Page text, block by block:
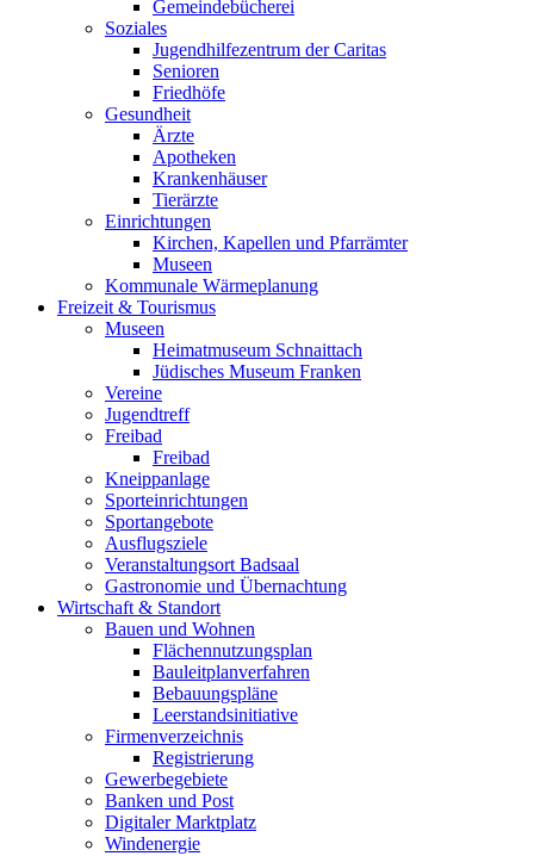
Gemeindebücherei
Soziales
Jugendhilfezentrum der Caritas
Senioren
Friedhöfe
Gesundheit
Ärzte
Apotheken
Krankenhäuser
Tierärzte
Einrichtungen
Kirchen, Kapellen und Pfarrämter
Museen
Kommunale Wärmeplanung
Freizeit & Tourismus
Museen
Heimatmuseum Schnaittach
Jüdisches Museum Franken
Vereine
Jugendtreff
Freibad
Freibad
Kneippanlage
Sporteinrichtungen
Sportangebote
Ausflugsziele
Veranstaltungsort Badsaal
Gastronomie und Übernachtung
Wirtschaft & Standort
Bauen und Wohnen
Flächennutzungsplan
Bauleitplanverfahren
Bebauungspläne
Leerstandsinitiative
Firmenverzeichnis
Registrierung
Gewerbegebiete
Banken und Post
Digitaler Marktplatz
Windenergie